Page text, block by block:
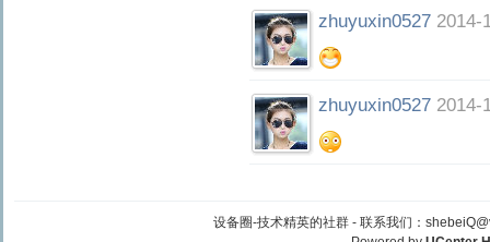
zhuyuxin0527 2014-
zhuyuxin0527 2014-
设备圈-技术精英的社群 -联系我们：